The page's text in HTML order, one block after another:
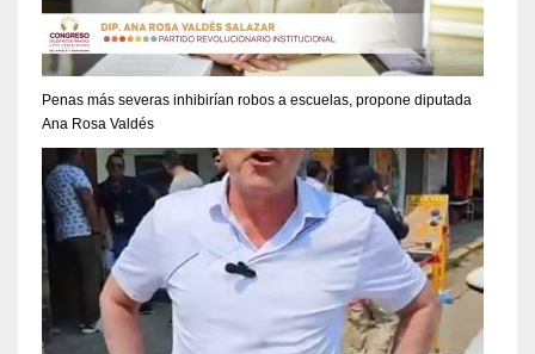
Penas más severas inhibirían robos a escuelas, propone diputada
Ana Rosa Valdés